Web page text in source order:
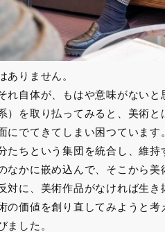
りません。
自体が、もはや意味がないと
）を取り払ってみると、美術
でてきてしまい困つています
ちという集団を統合し、維持
なかに嵌め込んで、そこから
対に、美術作品がなければ生
の価値を創り直してみようと
ました。